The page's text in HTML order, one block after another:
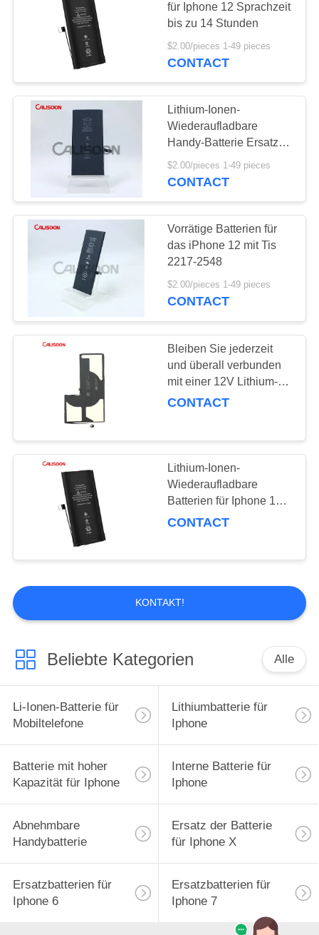
Ersatzbatterien für
Iphone 6
26
Ersatzbatterien für
Iphone 7
Batterien für Iphone
15
Ersatz der Batterie
für Iphone 11
Batterien für Iphone
12
12
LCD-Austausch für
Mobiltelefone
für Iphone 12 Sprachzeit
bis zu 14 Stunden
$2.00/pieces 1-49 pieces
CONTACT
Lithium-Ionen-
Wiederaufladbare
Handy-Batterie Ersatz
Langlebig für IP 12 Mini
$2.00/pieces 1-49 pieces
CONTACT
Vorrätige Batterien für
das iPhone 12 mit Tis
2217-2548
$2.00/pieces 1-49 pieces
CONTACT
Bleiben Sie jederzeit
und überall verbunden
mit einer 12V Lithium-
Ionen-Batterie bis zu 14
CONTACT
Lithium-Ionen-
Wiederaufladbare
Batterien für Iphone 12
Vorrat Bis zu 17 Tage
CONTACT
KONTAKT!
Beliebte Kategorien Alle
Li-Ionen-Batterie für
Mobiltelefone
Lithiumbatterie für
Iphone
Batterie mit hoher
Kapazität für Iphone
Interne Batterie für
Iphone
Abnehmbare
Handybatterie
Ersatz der Batterie
für Iphone X
Ersatzbatterien für
Iphone 6
Ersatzbatterien für
Iphone 7